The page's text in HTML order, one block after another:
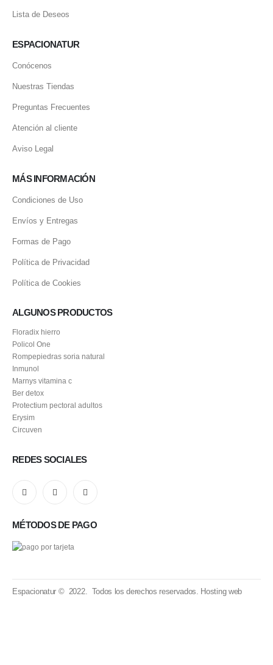
Lista de Deseos
ESPACIONATUR
Conócenos
Nuestras Tiendas
Preguntas Frecuentes
Atención al cliente
Aviso Legal
MÁS INFORMACIÓN
Condiciones de Uso
Envíos y Entregas
Formas de Pago
Política de Privacidad
Política de Cookies
ALGUNOS PRODUCTOS
Floradix hierro
Policol One
Rompepiedras soria natural
Inmunol
Marnys vitamina c
Ber detox
Protectium pectoral adultos
Erysim
Circuven
REDES SOCIALES
MÉTODOS DE PAGO
Espacionatur © 2022. Todos los derechos reservados. Hosting web